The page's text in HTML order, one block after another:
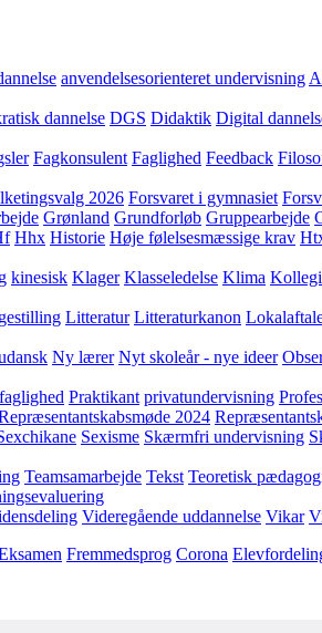
anvendelsesorienteret undervisning
dannelse DGS Didaktik Digital
Fagkonsulent Faglighed Feedback
2026 Forsvaret i gymnasiet
Grønland Grundforløb Gruppearbejde
Hhx Historie Høje følelsesmæssige krav
kinesisk Klager Klasseledelse Klima
Litteratur Litteraturkanon
Ny lærer Nyt skoleår - nye ideer
Praktikant privatundervisning
2024
Sexisme Skærmfri undervisning
Teamsamarbejde Tekst Teoretisk
Videregående uddannelse Vikar
Fremmedsprog Corona